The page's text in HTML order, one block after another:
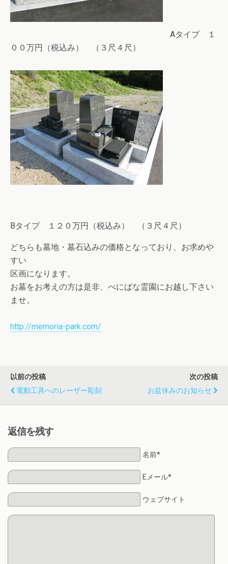
Aタイプ １
００万円（税込み） （３尺４尺）
Bタイプ １２０万円（税込み） （３尺４尺）
どちらも墓地・墓石込みの価格となっており、お求めや
すい
区画になります。
お墓をお考えの方は是非、べにばな霊園にお越し下さい
ませ。
http://memoria-park.com/
以前の投稿
電動工具へのレーザー彫刻
次の投稿
お盆休みのお知らせ
返信を残す
名前*
Eメール*
ウェブサイト